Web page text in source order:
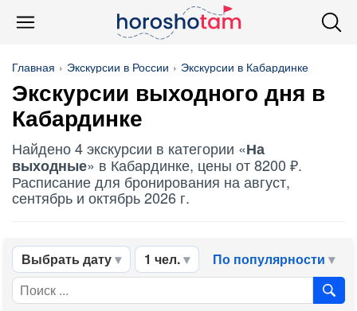
Главная Экскурсии в России Экскурсии в Кабардинке
Экскурсии выходного дня в
Кабардинке
Найдено 4 экскурсии в категории «На
выходные» в Кабардинке, цены от 8200 ₽.
Расписание для бронирования на август,
сентябрь и октябрь 2026 г.
Выбрать дату 1 чел. По популярности